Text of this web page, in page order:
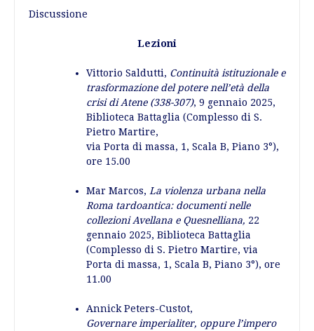
Discussione
Lezioni
Vittorio Saldutti, Continuità istituzionale e
trasformazione del potere nell’età della
crisi di Atene (338-307), 9 gennaio 2025,
Biblioteca Battaglia (Complesso di S.
Pietro Martire,
via Porta di massa, 1, Scala B, Piano 3°),
ore 15.00
Mar Marcos, La violenza urbana nella
Roma tardoantica: documenti nelle
collezioni Avellana e Quesnelliana, 22
gennaio 2025, Biblioteca Battaglia
(Complesso di S. Pietro Martire, via
Porta di massa, 1, Scala B, Piano 3°), ore
11.00
Annick Peters-Custot,
Governare imperialiter, oppure l’impero